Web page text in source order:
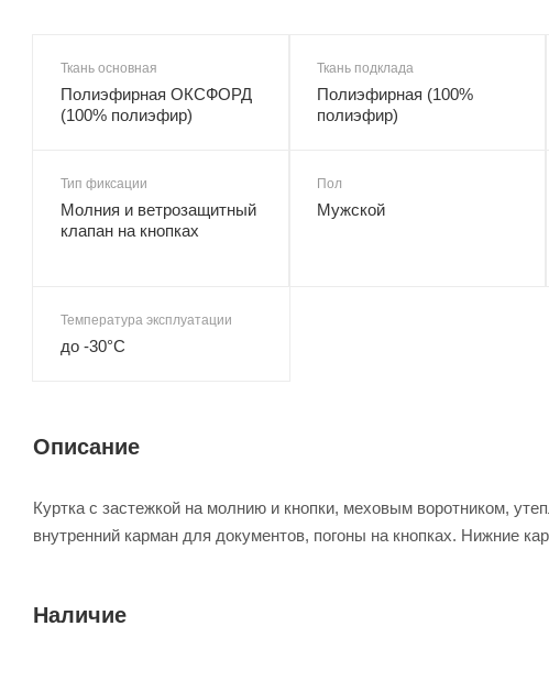
Ткань основная
Полиэфирная ОКСФОРД
(100% полиэфир)
Ткань подклада
Полиэфирная (100%
полиэфир)
Тип фиксации
Молния и ветрозащитный
клапан на кнопках
Пол
Мужской
Температура эксплуатации
до -30°С
Описание
Куртка с застежкой на молнию и кнопки, меховым воротником,
внутренний карман для документов, погоны на кнопках. Нижние
Наличие